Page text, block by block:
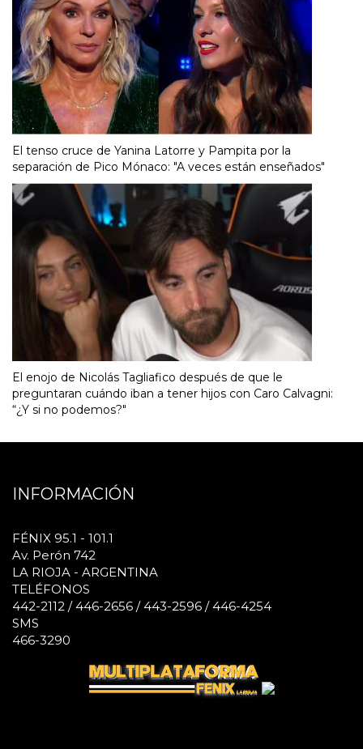
El tenso cruce de Yanina Latorre y Pampita por la
separación de Pico Mónaco: "A veces están enseñados"
El enojo de Nicolás Tagliafico después de que le
preguntaran cuándo iban a tener hijos con Caro Calvagni:
“¿Y si no podemos?"
INFORMACIÓN
FÉNIX 95.1 - 101.1
Av. Perón 742
LA RIOJA - ARGENTINA
TELÉFONOS
442-2112 / 446-2656 / 443-2596 / 446-4254
SMS
466-3290